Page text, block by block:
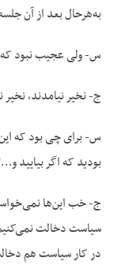
به‌هرحال بعد از آن
س- ولی عجیب نبود که
ج- نخیر نیامدند،
س- برای چی بود که
بودید که اگر بیایید
ج- خب این‌ها
سیاست دخالت
در کار سیاست هم